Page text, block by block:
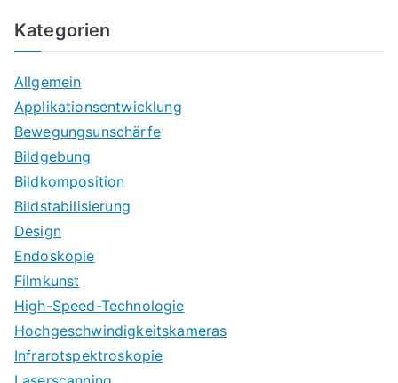
Kategorien
Allgemein
Applikationsentwicklung
Bewegungsunschärfe
Bildgebung
Bildkomposition
Bildstabilisierung
Design
Endoskopie
Filmkunst
High-Speed-Technologie
Hochgeschwindigkeitskameras
Infrarotspektroskopie